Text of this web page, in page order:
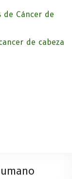
de
Cabeza y
Cáncer de Cabeza y
que pretendemos